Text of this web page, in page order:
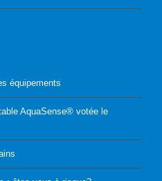
équipements
AquaSense® votée le